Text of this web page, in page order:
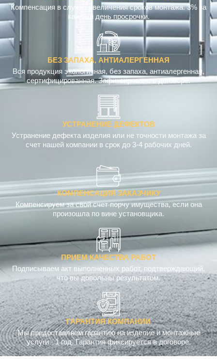
Компенсация в случае увеличения сроков монтажа. 3% за
каждый день просрочки.
БЕЗ ЗАПАХА, АНТИАЛЕРГЕННАЯ
Вся продукция экологичная, без запаха, антиалергенная,
сертифицированная. Зафиксировано в договоре.
УСТРАНЕНИЕ ДЕФЕКТОВ
Устранение дефекта изделия или не точности монтажа за
счет нашей компании в срок до 3-4 рабочих дней.
КОМПЕНСАЦИЯ ЗАКАЗЧИКУ
Компенсируем за свой счет порчу имущества, если она
произошла по вине установщика.
ПРИЕМ КАЧЕСТВА РАБОТ
Подписываем акт выполненных работ, подтверждающий,
что вы довольны результатом.
ГАРАНТИЯ КОМПАНИИ
Мы предоставляем гарантию на изделие и монтажные
услуги - 1 год. Гарантия фиксируется в договоре.